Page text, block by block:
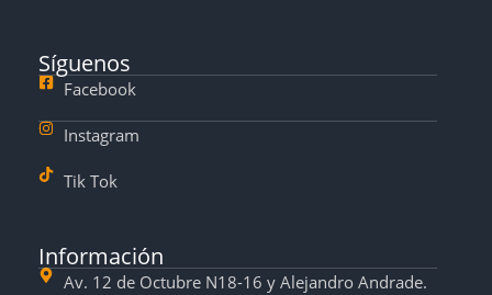
Síguenos
Facebook
Instagram
Tik Tok
Información
Av. 12 de Octubre N18-16 y Alejandro Andrade.